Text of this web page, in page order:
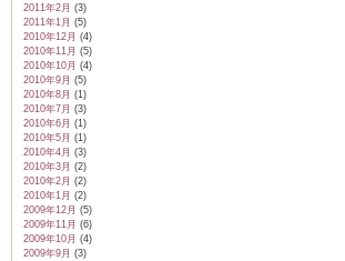
2011年2月 (3)
2011年1月 (5)
2010年12月 (4)
2010年11月 (5)
2010年10月 (4)
2010年9月 (5)
2010年8月 (1)
2010年7月 (3)
2010年6月 (1)
2010年5月 (1)
2010年4月 (3)
2010年3月 (2)
2010年2月 (2)
2010年1月 (2)
2009年12月 (5)
2009年11月 (6)
2009年10月 (4)
2009年9月 (3)